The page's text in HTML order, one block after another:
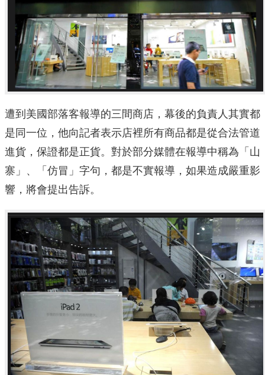
遭到美國部落客報導的三間商店，幕後的負責人其實都
是同一位，他向記者表示店裡所有商品都是從合法管道
進貨，保證都是正貨。對於部分媒體在報導中稱為「山
寨」、「仿冒」字句，都是不實報導，如果造成嚴重影
響，將會提出告訴。